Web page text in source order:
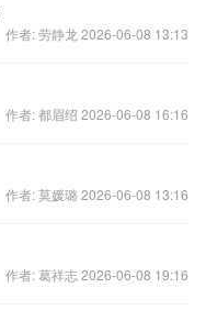
作者: 劳静龙 2026-06-08 13:13
作者: 都眉绍 2026-06-08 16:16
作者: 莫媛璐 2026-06-08 13:16
作者: 葛祥志 2026-06-08 19:16